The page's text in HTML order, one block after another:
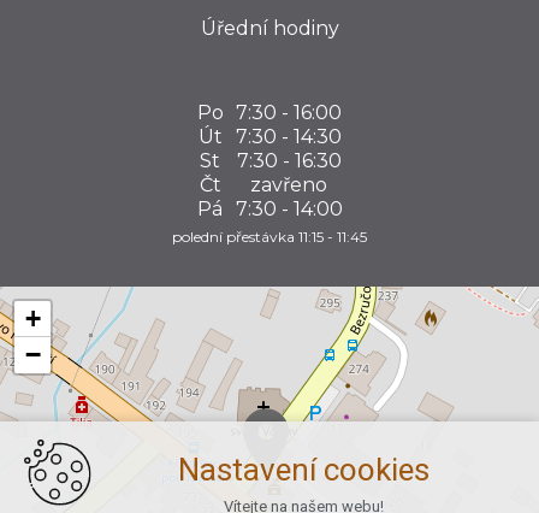
Úřední hodiny
Po 7:30 - 16:00
Út
7:30 - 14:30
St
7:30 - 16:30
Čt
zavřeno
Pá
7:30 - 14:00
polední přestávka 11:15 - 11:45
+
−
Nastavení cookies
Vítejte na našem webu!